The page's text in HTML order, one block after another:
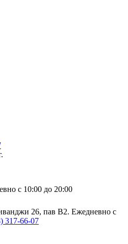
с 10:00 до 20:00
26, пав В2. Ежедневно с
317-66-07